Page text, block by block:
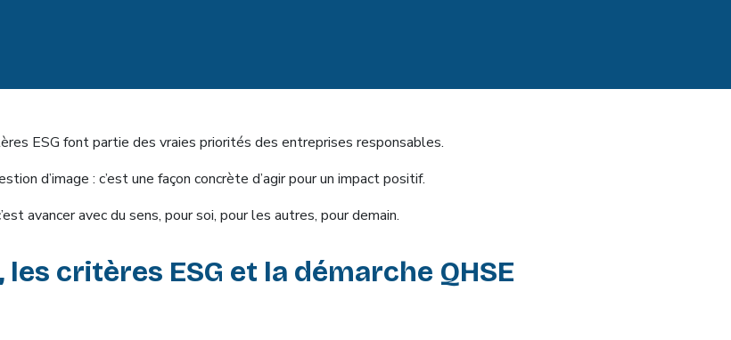
ESG font partie des vraies priorités des entreprises responsables.
d’image : c’est une façon concrète d’agir pour un impact positif.
avancer avec du sens, pour soi, pour les autres, pour demain.
critères ESG et la démarche QHSE